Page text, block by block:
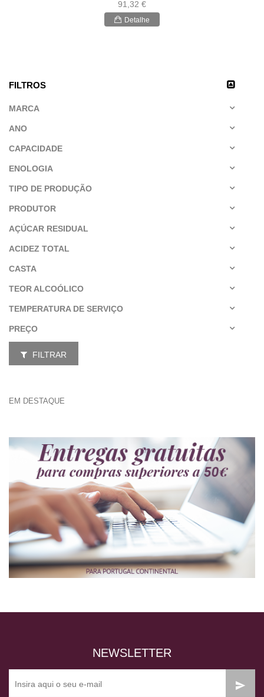
FILTROS
MARCA
ANO
CAPACIDADE
ENOLOGIA
TIPO DE PRODUÇÃO
PRODUTOR
AÇÚCAR RESIDUAL
ACIDEZ TOTAL
CASTA
TEOR ALCOÓLICO
TEMPERATURA DE SERVIÇO
PREÇO
FILTRAR
EM DESTAQUE
91,32 €
Detalhe
NEWSLETTER